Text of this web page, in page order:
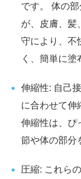
です。 体の
が、皮膚、髪
守により、不
く、簡単に塗
伸縮性: 自己
に合わせて伸
伸縮性は、ぴ
節や体の部分
圧縮: これら